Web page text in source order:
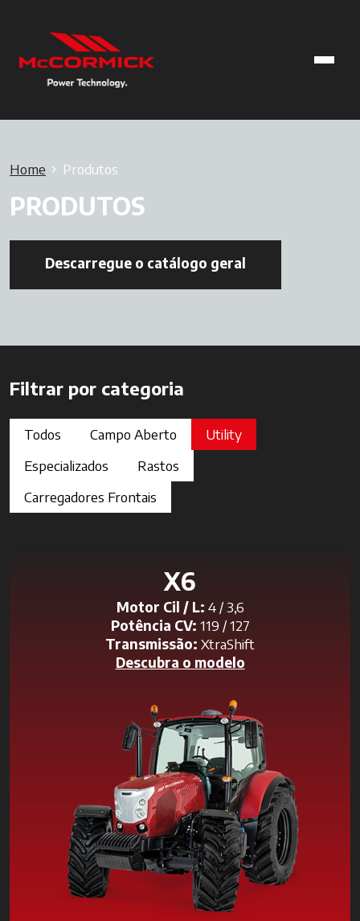
Home Produtos
PRODUTOS
Descarregue o catálogo geral
Filtrar por categoria
Todos Campo Aberto
Utility
Especializados
Rastos
Carregadores Frontais
X6
Motor Cil / L: 4 / 3,6
Potência CV: 119 / 127
Transmissão: XtraShift
Descubra o modelo